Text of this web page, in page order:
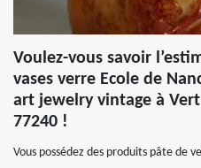
Voulez-vous savoir
vases verre Ecole de
art jewelry vintage à
77240 !
Vous possédez des produits pâte de